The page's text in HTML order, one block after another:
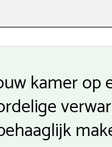
kamer op